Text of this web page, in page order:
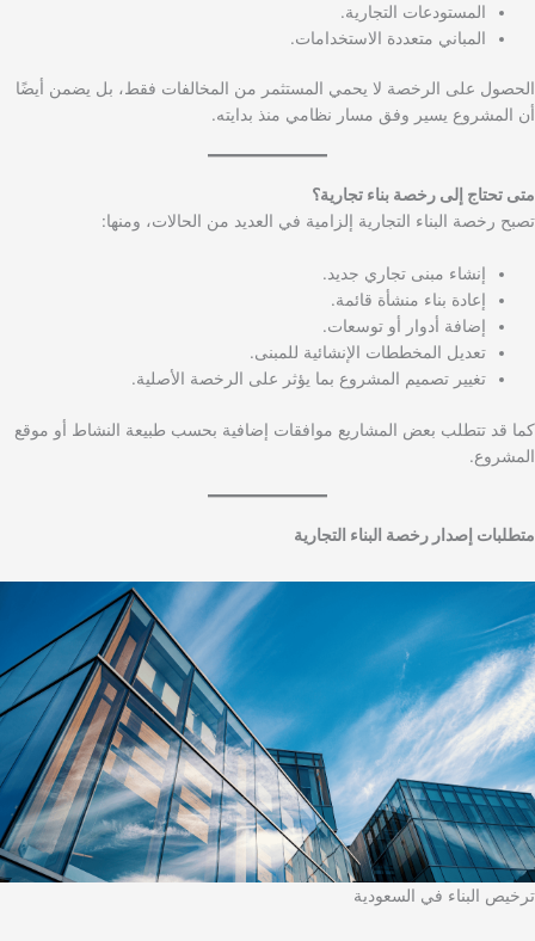
المستودعات التجارية.
المباني متعددة الاستخدامات.
الحصول على الرخصة لا يحمي المستثمر من المخالفات فقط، بل يضمن أيضًا
أن المشروع يسير وفق مسار نظامي منذ بدايته.
متى تحتاج إلى رخصة بناء تجارية؟
تصبح رخصة البناء التجارية إلزامية في العديد من الحالات، ومنها:
إنشاء مبنى تجاري جديد.
إعادة بناء منشأة قائمة.
إضافة أدوار أو توسعات.
تعديل المخططات الإنشائية للمبنى.
تغيير تصميم المشروع بما يؤثر على الرخصة الأصلية.
كما قد تتطلب بعض المشاريع موافقات إضافية بحسب طبيعة النشاط أو موقع
المشروع.
متطلبات إصدار رخصة البناء التجارية
ترخيص البناء في السعودية